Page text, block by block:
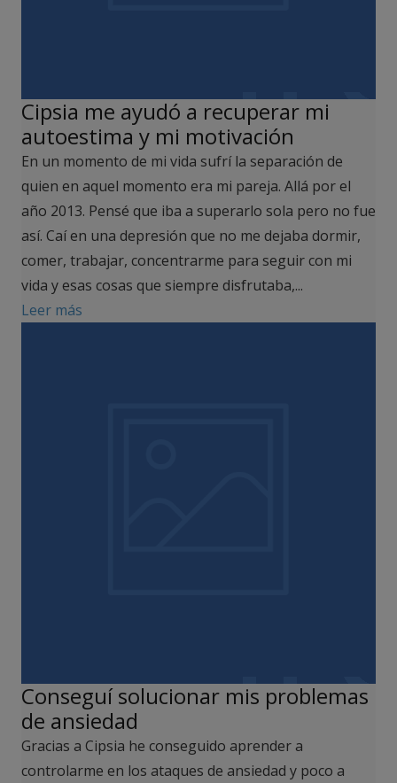
Cipsia me ayudó a recuperar mi
autoestima y mi motivación
En un momento de mi vida sufrí la separación de
quien en aquel momento era mi pareja. Allá por el
año 2013. Pensé que iba a superarlo sola pero no fue
así. Caí en una depresión que no me dejaba dormir,
comer, trabajar, concentrarme para seguir con mi
vida y esas cosas que siempre disfrutaba,...
Leer más
Conseguí solucionar mis problemas
de ansiedad
Gracias a Cipsia he conseguido aprender a
controlarme en los ataques de ansiedad y poco a